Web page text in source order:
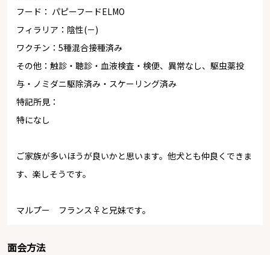
フード： パピーフードELMO
フィラリア：陰性(－)
ワクチン：5種混合接種済み
その他：触診・聴診・血液検査・検便、異常なし、駆虫薬投
与・ノミダニ駆除済み・スケーリング済み
特記所見：
特になし
ご家族が多いほうが良いかと思います。他犬とも仲良くできま
す、楽しそうです。
マルプー フランス♀と兄妹です。
面会方法